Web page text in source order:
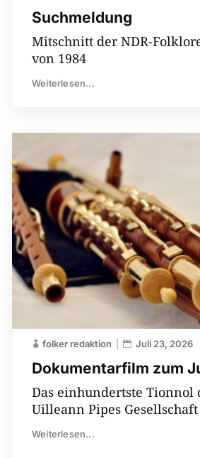
Suchmeldung
Mitschnitt der NDR-
von 1984
Weiterlesen...
Dokumentarfilm zum
folker redaktion Juli 23, 2026
Das einhundertste Tionnol
Uilleann Pipes Gesellschaft
Weiterlesen...